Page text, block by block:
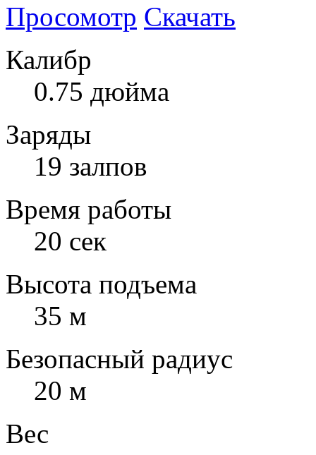
Просомотр Скачать
Калибр
0.75 дюйма
Заряды
19 залпов
Время работы
20 сек
Высота подъема
35 м
Безопасный радиус
20 м
Вес